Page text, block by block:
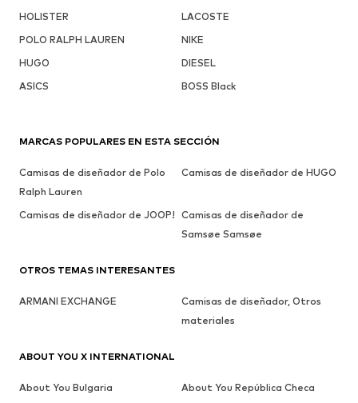
HOLISTER
LACOSTE
POLO RALPH LAUREN
NIKE
HUGO
DIESEL
ASICS
BOSS Black
MARCAS POPULARES EN ESTA SECCIÓN
Camisas de diseñador de Polo
Ralph Lauren
Camisas de diseñador de HUGO
Camisas de diseñador de JOOP! Camisas de diseñador de
Samsøe Samsøe
OTROS TEMAS INTERESANTES
ARMANI EXCHANGE
Camisas de diseñador, Otros
materiales
ABOUT YOU X INTERNATIONAL
About You Bulgaria
About You República Checa